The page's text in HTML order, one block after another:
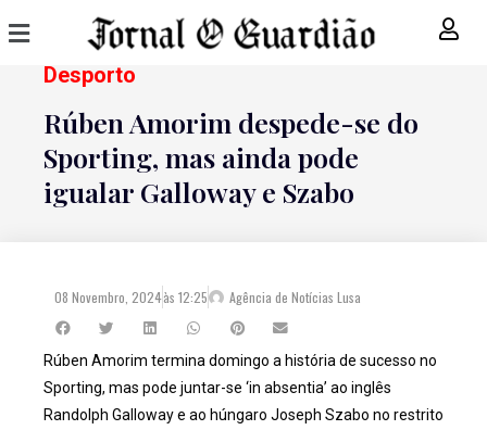
Desporto
Rúben Amorim despede-se do
Sporting, mas ainda pode
igualar Galloway e Szabo
08 Novembro, 2024às 12:25 Agência de Notícias Lusa
Rúben Amorim termina domingo a história de sucesso no
Sporting, mas pode juntar-se ‘in absentia’ ao inglês
Randolph Galloway e ao húngaro Joseph Szabo no restrito